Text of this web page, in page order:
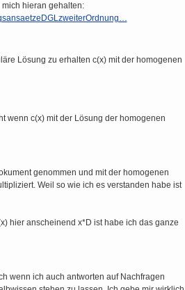
mich hieran gehalten:
Lösung zu erhalten c(x) mit der homogenen
wenn c(x) mit der Lösung der homogenen
genommen und mit der homogenen
Weil so wie ich es verstanden habe ist
hier anscheinend x*D ist habe ich das ganze
wenn ich auch antworten auf Nachfragen